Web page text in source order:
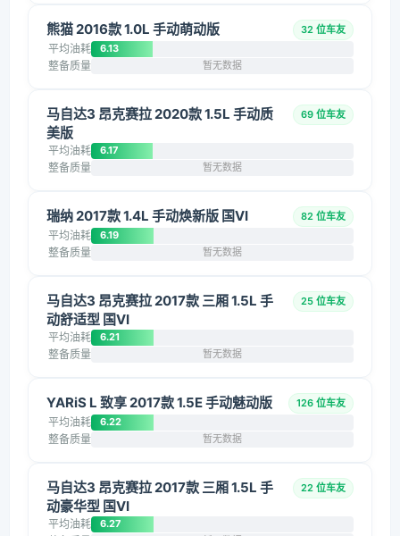
熊猫 2016款 1.0L 手动萌动版 32 位车友
平均油耗 6.13
整备质量 暂无数据
马自达3 昂克赛拉 2020款 1.5L 手动质
美版
69 位车友
平均油耗 6.17
整备质量 暂无数据
瑞纳 2017款 1.4L 手动焕新版 国VI 82 位车友
平均油耗 6.19
整备质量 暂无数据
马自达3 昂克赛拉 2017款 三厢 1.5L 手
动舒适型 国VI
25 位车友
平均油耗 6.21
整备质量 暂无数据
YARiS L 致享 2017款 1.5E 手动魅动版 126 位车友
平均油耗 6.22
整备质量 暂无数据
马自达3 昂克赛拉 2017款 三厢 1.5L 手
动豪华型 国VI
22 位车友
平均油耗 6.27